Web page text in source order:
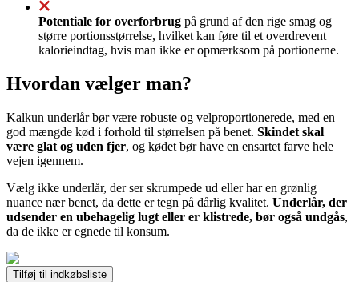
Potentiale for overforbrug på grund af den rige smag og
større portionsstørrelse, hvilket kan føre til et overdrevent
kalorieindtag, hvis man ikke er opmærksom på portionerne.
Hvordan vælger man?
Kalkun underlår bør være robuste og velproportionerede, med en
god mængde kød i forhold til størrelsen på benet. Skindet skal
være glat og uden fjer, og kødet bør have en ensartet farve hele
vejen igennem.
Vælg ikke underlår, der ser skrumpede ud eller har en grønlig
nuance nær benet, da dette er tegn på dårlig kvalitet. Underlår, der
udsender en ubehagelig lugt eller er klistrede, bør også undgås,
da de ikke er egnede til konsum.
Tilføj til indkøbsliste